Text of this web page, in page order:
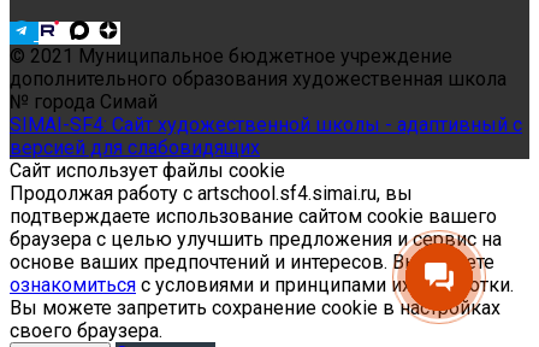
© 2021 Муниципальное бюджетное учреждение
дополнительного образования художественная школа
№ города Симай
SIMAI-SF4: Сайт художественной школы - адаптивный с
версией для слабовидящих
Сайт использует файлы cookie
Продолжая работу с artschool.sf4.simai.ru, вы
подтверждаете использование сайтом cookie вашего
браузера с целью улучшить предложения и сервис на
основе ваших предпочтений и интересов. Вы можете
ознакомиться с условиями и принципами их обработки.
Вы можете запретить сохранение cookie в настройках
своего браузера.